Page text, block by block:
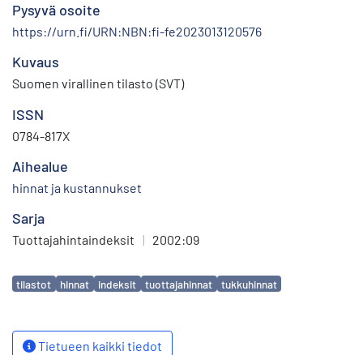
Pysyvä osoite
https://urn.fi/URN:NBN:fi-fe2023013120576
Kuvaus
Suomen virallinen tilasto (SVT)
ISSN
0784-817X
Aihealue
hinnat ja kustannukset
Sarja
Tuottajahintaindeksit | 2002:09
Avainsanat
tilastot hinnat indeksit tuottajahinnat tukkuhinnat
Tietueen kaikki tiedot